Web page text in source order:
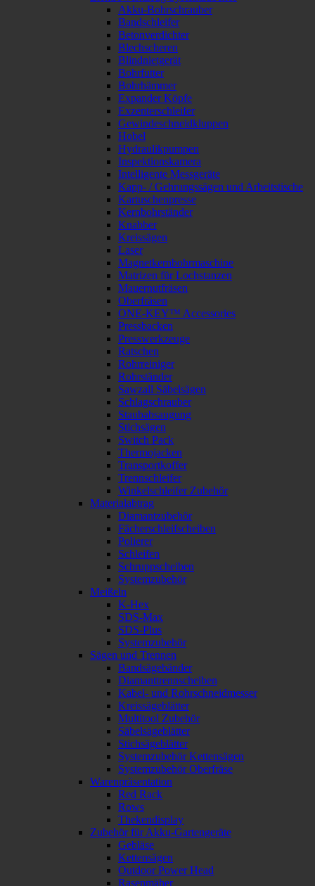
Akku-Bohrschrauber
Bandschleifer
Betonverdichter
Blechscheren
Blindnietgerät
Bohrfutter
Bohrhämmer
Expander Köpfe
Exzenterschleifer
Gewindeschneidkluppen
Hobel
Hydraulikpumpen
Inspektionskamera
Intelligente Messgeräte
Kapp- / Gehrungssägen und Arbeitstische
Kartuschenpresse
Kernbohrständer
Knabber
Kreissägen
Laser
Magnetkernbohrmaschine
Matrizen für Lochstanzen
Mauernutfräsen
Oberfräsen
ONE-KEY™ Accessories
Pressbacken
Presswerkzeuge
Ratschen
Rohrreiniger
Rohrständer
Sawzall Säbelsägen
Schlagschrauber
Staubabsaugung
Stichsägen
Switch Pack
Thermojacken
Transportkoffer
Trennschleifer
Winkelschleifer Zubehör
Materialabtrag
Diamantzubehör
Fächerschleifscheiben
Polierer
Schleifen
Schruppscheiben
Systemzubehör
Meißeln
K-Hex
SDS-Max
SDS-Plus
Systemzubehör
Sägen und Trennen
Bandsägebänder
Diamanttrennscheiben
Kabel- und Rohrschneidmesser
Kreissägeblätter
Multitool Zubehör
Säbelsägeblätter
Stichsägeblätter
Systemzubehör Kettensägen
Systemzubehör Oberfräse
Warenpräsentation
Red Rack
Rows
Thekendisplay
Zubehör für Akku-Gartengeräte
Gebläse
Kettensägen
Outdoor Power Head
Rasenmäher